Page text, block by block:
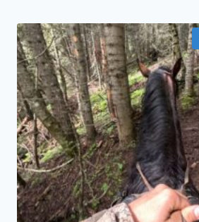
возрастанию